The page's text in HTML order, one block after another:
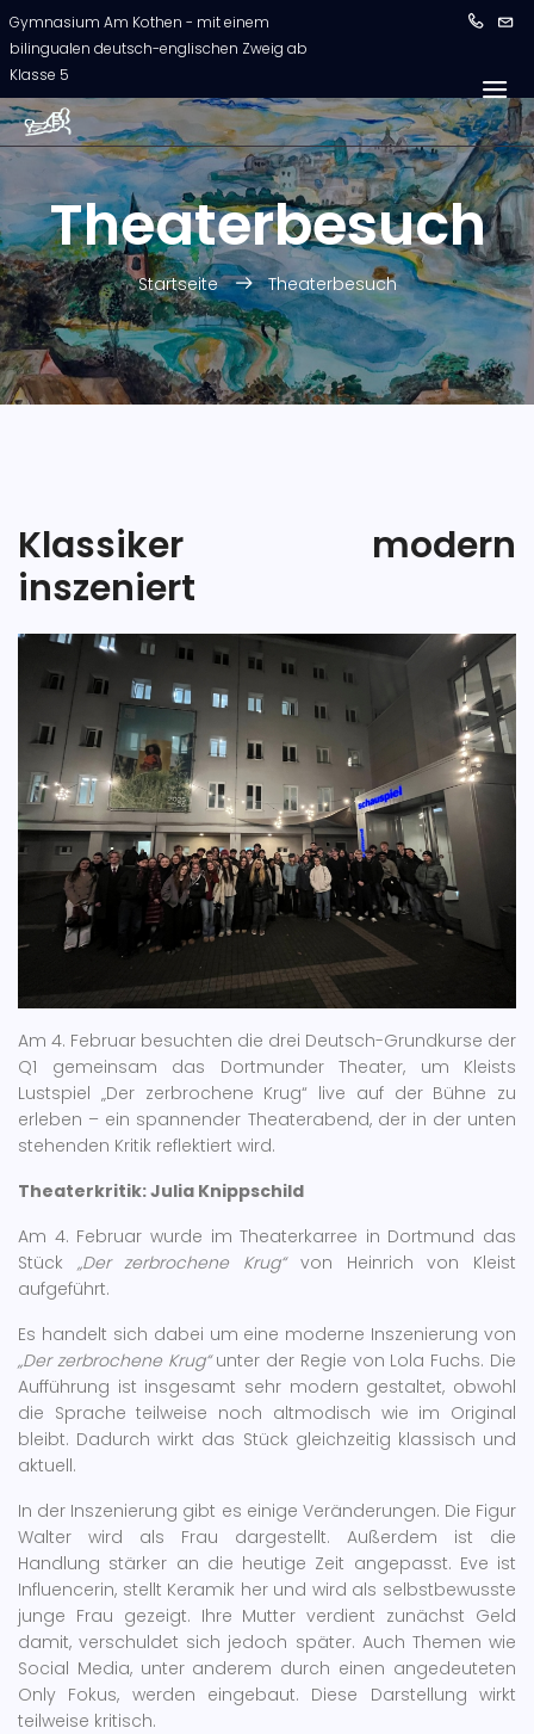
Gymnasium Am Kothen - mit einem
bilingualen deutsch-englischen Zweig ab
Klasse 5
Theaterbesuch
Startseite Theaterbesuch
Klassiker modern
inszeniert
Am 4. Februar besuchten die drei Deutsch-Grundkurse der
Q1 gemeinsam das Dortmunder Theater, um Kleists
Lustspiel „Der zerbrochene Krug“ live auf der Bühne zu
erleben – ein spannender Theaterabend, der in der unten
stehenden Kritik reflektiert wird.
Theaterkritik: Julia Knippschild
Am 4. Februar wurde im Theaterkarree in Dortmund das
Stück „Der zerbrochene Krug“von Heinrich von Kleist
aufgeführt.
Es handelt sich dabei um eine moderne Inszenierung von
„Der zerbrochene Krug“unter der Regie von Lola Fuchs. Die
Aufführung ist insgesamt sehr modern gestaltet, obwohl
die Sprache teilweise noch altmodisch wie im Original
bleibt. Dadurch wirkt das Stück gleichzeitig klassisch und
aktuell.
In der Inszenierung gibt es einige Veränderungen. Die Figur
Walter wird als Frau dargestellt. Außerdem ist die
Handlung stärker an die heutige Zeit angepasst. Eve ist
Influencerin, stellt Keramik her und wird als selbstbewusste
junge Frau gezeigt. Ihre Mutter verdient zunächst Geld
damit, verschuldet sich jedoch später. Auch Themen wie
Social Media, unter anderem durch einen angedeuteten
Only Fokus, werden eingebaut. Diese Darstellung wirkt
teilweise kritisch.